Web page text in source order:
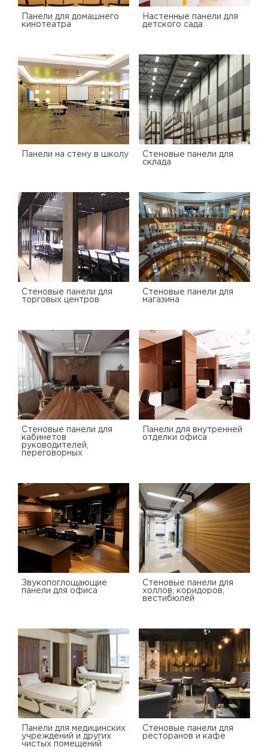
Панели для домашнего
кинотеатра
Настенные панели для
детского сада
Панели на стену в школу
Стеновые панели для
склада
Cтеновые панели для
торговых центров
Стеновые панели для
магазина
Стеновые панели для
кабинетов
руководителей,
переговорных
Панели для внутренней
отделки офиса
Звукопоглощающие
панели для офиса
Стеновые панели для
холлов, коридоров,
вестибюлей
Панели для медицинских
учреждений и других
чистых помещений
Стеновые панели для
ресторанов и кафе